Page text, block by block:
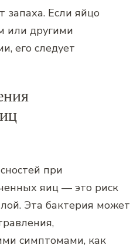
Если яйцо
или другими
его следует
при
яиц — это риск
Эта бактерия может
симптомами, как